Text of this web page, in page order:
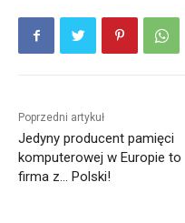
Poprzedni artykuł
Jedyny producent pamięci
komputerowej w Europie to
firma z… Polski!